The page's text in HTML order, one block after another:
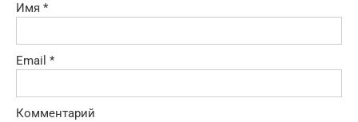
Имя *
Email *
Комментарий